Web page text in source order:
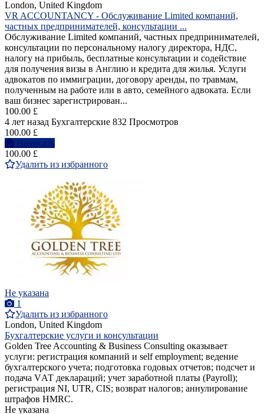
London, United Kingdom
VR ACCOUNTANCY - Обслуживание Limited компаний,
частных предпринимателей, консультации ...
Обслуживание Limited компаний, частных предпринимателей,
консультации по персональному налогу директора, НДС,
налогу на прибыль, бесплатные консультации и содействие
для получения визы в Англию и кредита для жилья. Услуги
адвокатов по иммиграции, договору аренды, по травмам,
полученным на работе или в авто, семейного адвоката. Если
ваш бизнес зарегистрирован...
100.00 £
4 лет назад Бухгалтерские 832 Просмотров
100.00 £
Написать
100.00 £
Удалить из избранного
Не указана
1
Удалить из избранного
London, United Kingdom
Бухгалтерские услуги и консультации
Golden Tree Accounting & Business Consulting оказывает
услуги: регистрация компаний и self employment; ведение
бухгалтерского учета; подготовка годовых отчетов; подсчет и
подача VАТ деклараций; учет заработной платы (Payroll);
регистрация NI, UTR, CIS; возврат налогов; аннулирование
штрафов HMRC.
Не указана